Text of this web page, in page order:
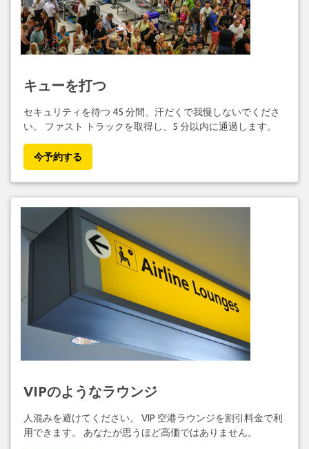
キューを打つ
セキュリティを待つ 45 分間、汗だくで我慢しないでくださ
い。 ファスト トラックを取得し、5 分以内に通過します。
今予約する
VIPのようなラウンジ
人混みを避けてください。 VIP 空港ラウンジを割引料金で利
用できます。 あなたが思うほど高価ではありません。